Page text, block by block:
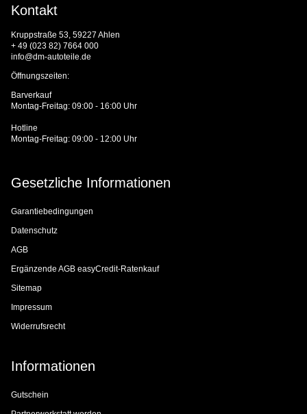
Kontakt
Kruppstraße 53, 59227 Ahlen
+ 49 (023 82) 7664 000
info@dm-autoteile.de
Öffnungszeiten:
Barverkauf
Montag-Freitag: 09:00 - 16:00 Uhr
Hotline
Montag-Freitag: 09:00 - 12:00 Uhr
Gesetzliche Informationen
Garantiebedingungen
Datenschutz
AGB
Ergänzende AGB easyCredit-Ratenkauf
Sitemap
Impressum
Widerrufsrecht
Informationen
Gutschein